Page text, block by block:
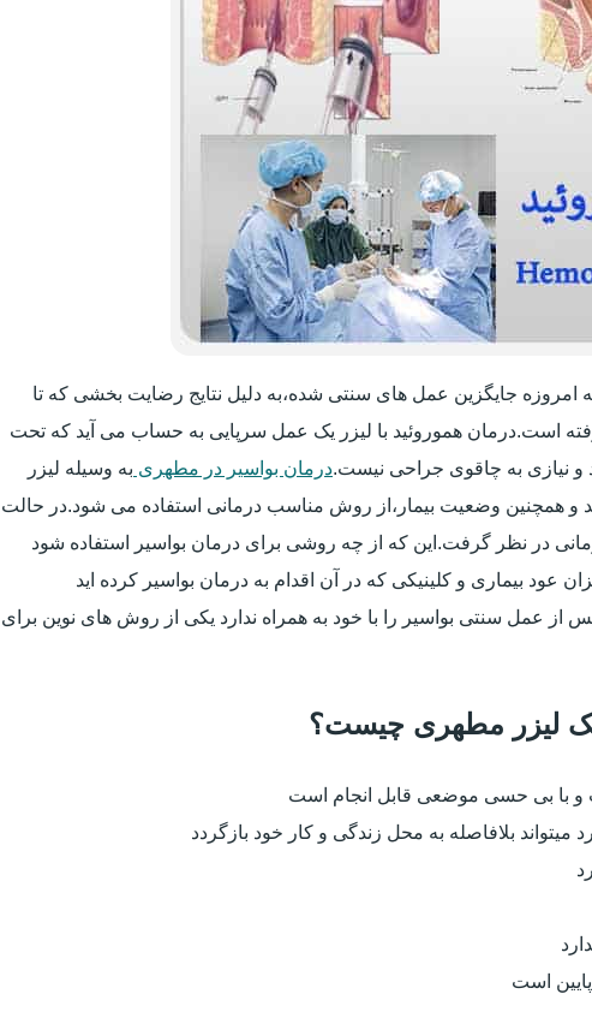
امروزه جایگزین عمل های سنتی شده،به دلیل نتایج رضایت بخشی که تا
است.درمان هموروئید با لیزر یک عمل سرپایی به حساب می آید که تحت
به چاقوی جراحی نیست.درمان بواسیر در مطهری به وسیله لیزر
و همچنین وضعیت بیمار،از روش مناسب درمانی استفاده می شود.در حالت
در نظر گرفت.این که از چه روشی برای درمان بواسیر استفاده شود
بیماری و کلینیکی که در آن اقدام به درمان بواسیر کرده اید
از عمل سنتی بواسیر را با خود به همراه ندارد یکی از روش های نوین برای
لیزر مطهری چیست؟
و با بی حسی موضعی قابل انجام است
بلافاصله به محل زندگی و کار خود بازگردد
است